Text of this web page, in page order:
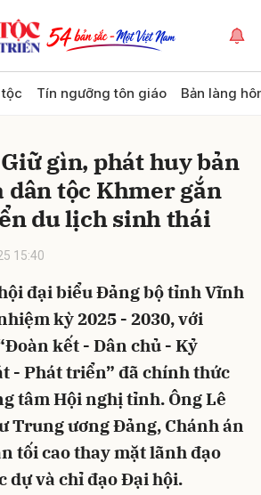
Tín ngưỡng tôn giáo Bản làng
gìn, phát huy bản
dân tộc Khmer gắn
du lịch sinh thái
15:40
đại biểu Đảng bộ tỉnh Vĩnh
kỳ 2025 - 2030, với
kết - Dân chủ - Kỷ
- Phát triển” đã chính thức
tâm Hội nghị tỉnh. Ông Lê
Trung ương Đảng, Chánh án
tối cao thay mặt lãnh đạo
dự và chỉ đạo Đại hội.